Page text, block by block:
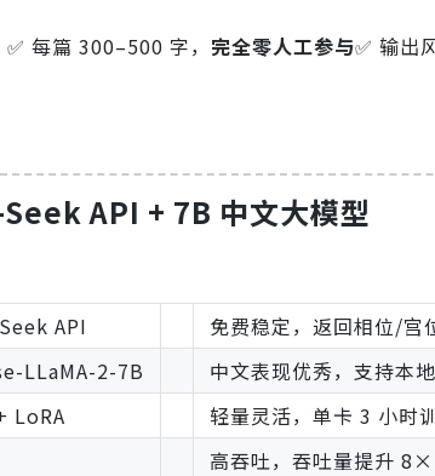
每篇 300–500 字， 完全零人工参与✅ 输出
API + 7B 中文大模型
API 免费稳定，返回相位/宫
LLaMA-2-7B 中文表现优秀，支持本
LoRA 轻量灵活，单卡 3 小时
高吞吐，吞吐量提升 8×